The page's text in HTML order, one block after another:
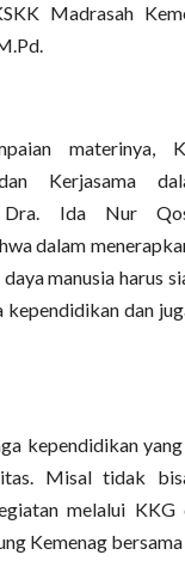
Madrasah
materinya,
dan Kerjasama
Dra. Ida Nur
dalam
manusia harus
kependidikan dan
kependidikan
Misal tidak
melalui
Kemenag